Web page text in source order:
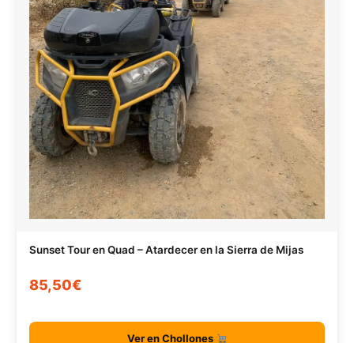
Sunset Tour en Quad – Atardecer en la Sierra de Mijas
85,50€
Ver en Chollones